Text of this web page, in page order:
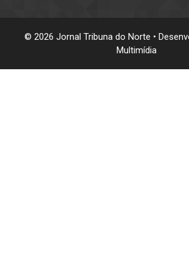
© 2026 Jornal Tribuna do Norte •
Multimídia